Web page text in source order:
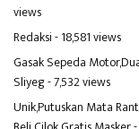
views
Redaksi- 18,581 views
Gasak Sepeda
Sliyeg- 7,532 views
Unik,Putuskan Mata